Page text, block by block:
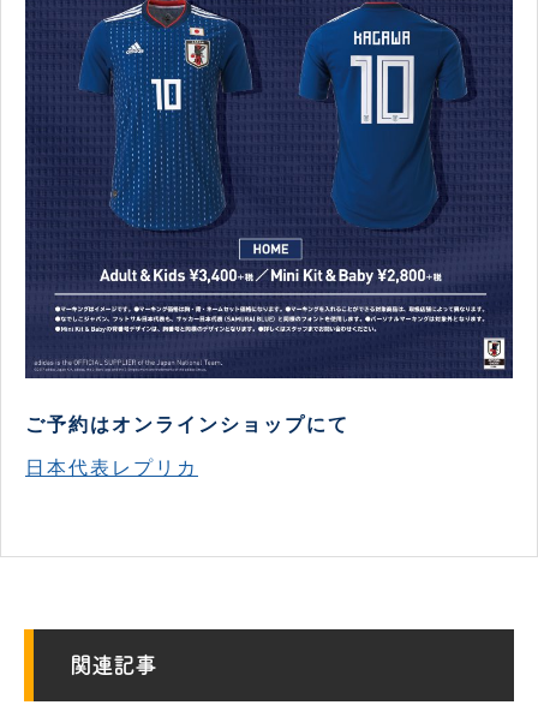
ご予約はオンラインショップにて
日本代表レプリカ
関連記事